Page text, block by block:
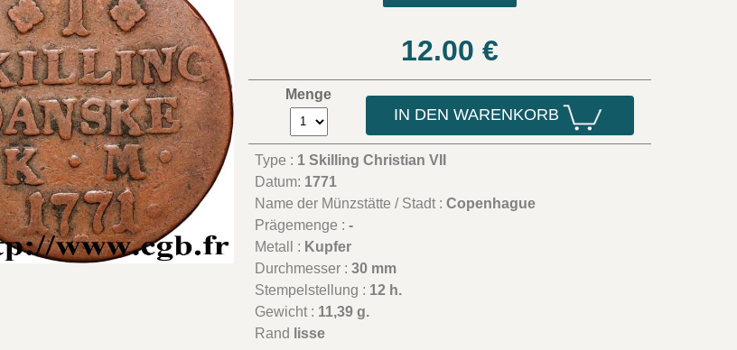
12.00 €
Menge
IN DEN WARENKORB
Type : 1 Skilling Christian VII
Datum: 1771
Name der Münzstätte / Stadt :Copenhague
Prägemenge :-
Metall : Kupfer
Durchmesser :30 mm
Stempelstellung : 12 h.
Gewicht : 11,39 g.
Rand
lisse